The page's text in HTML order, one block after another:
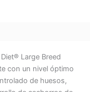
Diet® Large Breed
con un nivel óptimo
de huesos,